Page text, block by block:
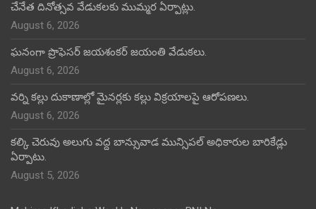
చేనేత దినోత్సవ వేడుకలకు ముమ్మర ఏర్పాట్లు.
August 6, 2026
ఘనంగా ప్రొఫెసర్ జయశంకర్ జయంతి వేడుకలు.
August 6, 2026
వర్ని కల్లు దుకాణాల్లో మైనర్లకు కల్లు విక్రయాలపై ఆరోపణలు.
August 6, 2026
కల్కి చెరువు అలుగు వద్ద బాన్సువాడ మున్సిపల్ అధికారుల బారికేడ్లు
ఏర్పాటు.
August 5, 2026